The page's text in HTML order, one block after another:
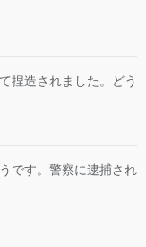
捏造されました。どう
です。警察に逮捕され